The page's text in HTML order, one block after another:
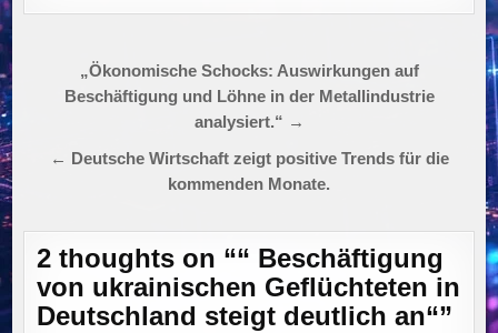
Beitragsnavigation
„Ökonomische Schocks: Auswirkungen auf
Beschäftigung und Löhne in der Metallindustrie
analysiert.“ →
← Deutsche Wirtschaft zeigt positive Trends für die
kommenden Monate.
2 thoughts on ““ Beschäftigung
von ukrainischen Geflüchteten in
Deutschland steigt deutlich an“”